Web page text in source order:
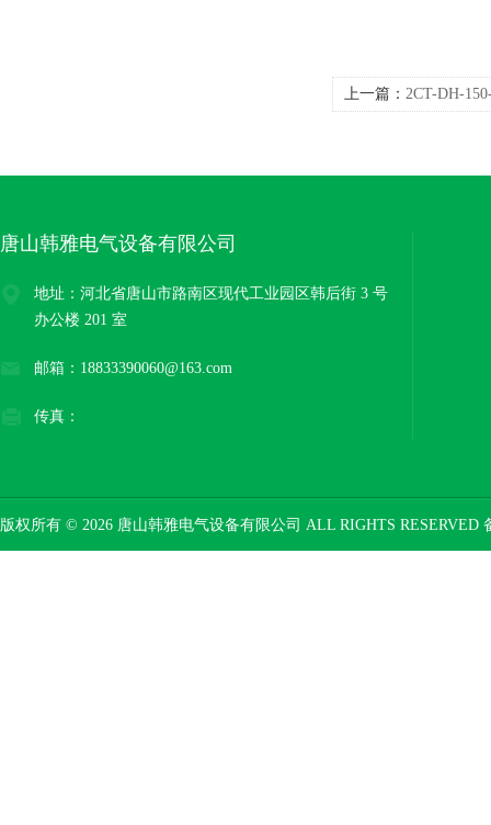
上一篇： 2CT-DH-
唐山韩雅电气设备有限公司
地址：河北省唐山市路南区现代工业园区韩后街 3 号
办公楼 201 室
邮箱：18833390060@163.com
传真：
版权所有 © 2026 唐山韩雅电气设备有限公司 ALL RIGHTS RESERVED